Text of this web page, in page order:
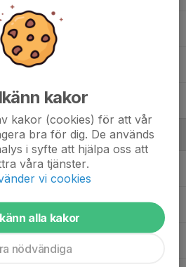
kakor
kakor (cookies) för att vår
bra för dig. De används
i syfte att hjälpa oss att
våra tjänster.
vi cookies
alla kakor
nödvändiga